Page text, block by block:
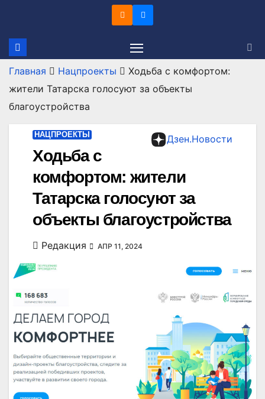
содержимому
Главная Нацпроекты
Ходьба с комфортом:
жители Татарска голосуют за объекты
благоустройства
Дзен.Новости
НАЦПРОЕКТЫ
Ходьба с
комфортом: жители
Татарска голосуют за
объекты благоустройства
Редакция АПР 11, 2024